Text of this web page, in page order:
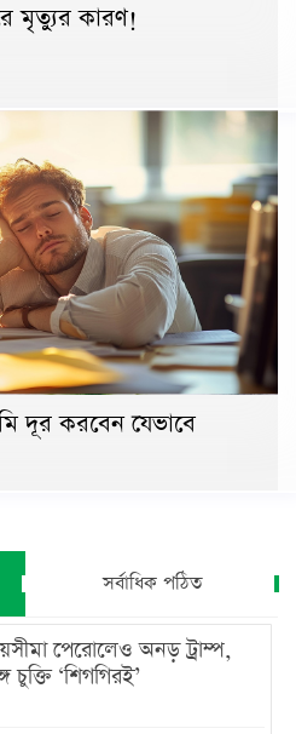
মৃত্যুর কারণ!
দূর করবেন যেভাবে
সর্বাধিক পঠিত
পেরোলেও অনড় ট্রাম্প,
চুক্তি ‘শিগগিরই’